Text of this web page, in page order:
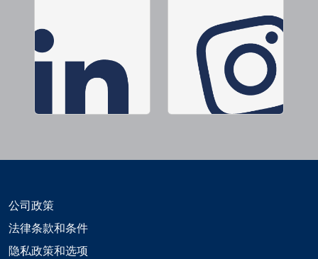
公司政策
法律条款和条件
隐私政策和选项